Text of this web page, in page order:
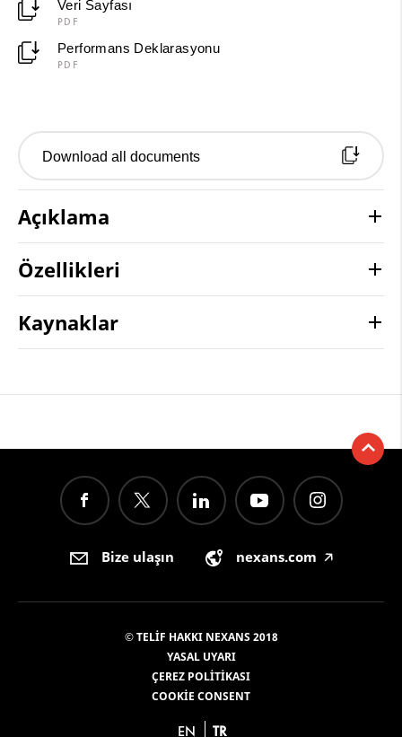
Veri Sayfası
PDF
Performans Deklarasyonu
PDF
Download all documents
Açıklama
Özellikleri
Kaynaklar
Bize ulaşın nexans.com 🡥
© TELIF HAKKI NEXANS 2018
YASAL UYARI
ÇEREZ POLITIKASI
COOKIE CONSENT
EN TR